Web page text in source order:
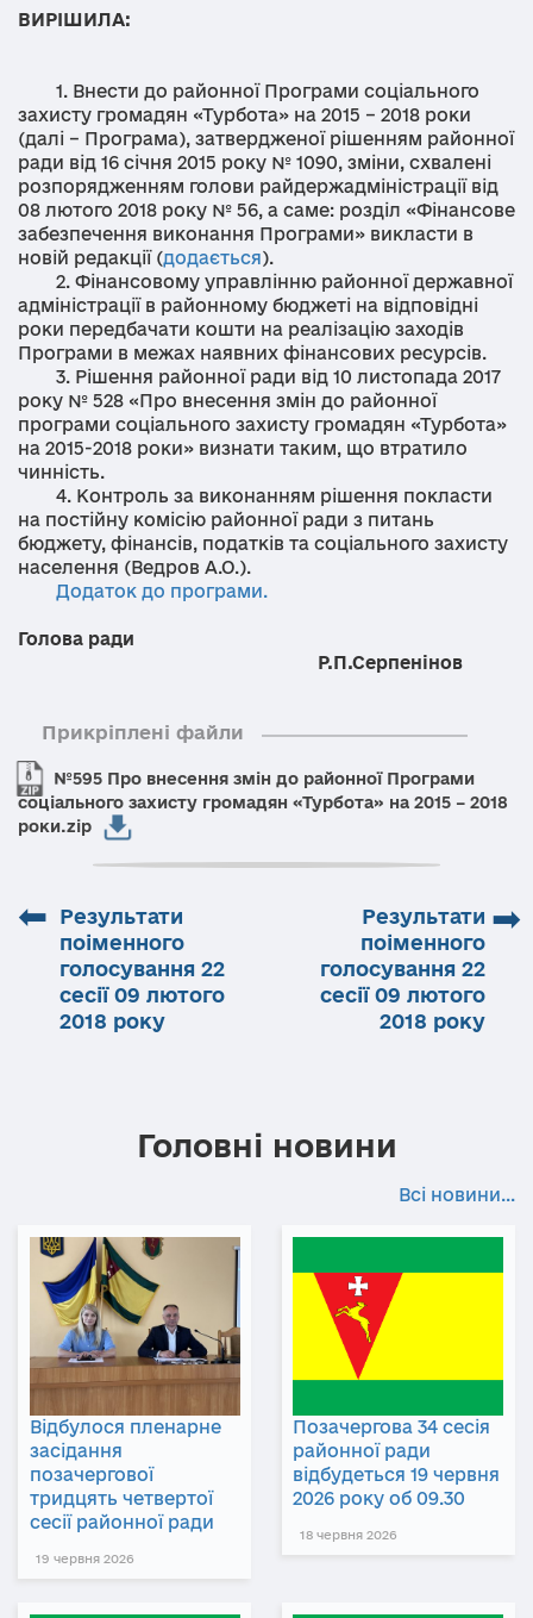
ВИРІШИЛА:
1. Внести до районної Програми соціального
захисту громадян «Турбота» на 2015 – 2018 роки
(далі – Програма), затвердженої рішенням районної
ради від 16 січня 2015 року № 1090, зміни, схвалені
розпорядженням голови райдержадміністрації від
08 лютого 2018 року № 56, а саме: розділ «Фінансове
забезпечення виконання Програми» викласти в
новій редакції (додається).
2. Фінансовому управлінню районної державної
адміністрації в районному бюджеті на відповідні
роки передбачати кошти на реалізацію заходів
Програми в межах наявних фінансових ресурсів.
3. Рішення районної ради від 10 листопада 2017
року № 528 «Про внесення змін до районної
програми соціального захисту громадян «Турбота»
на 2015-2018 роки» визнати таким, що втратило
чинність.
4. Контроль за виконанням рішення покласти
на постійну комісію районної ради з питань
бюджету, фінансів, податків та соціального захисту
населення (Ведров А.О.).
Додаток до програми.
Голова ради
Р.П.Серпенінов
Прикріплені файли
№595 Про внесення змін до районної Програми
соціального захисту громадян «Турбота» на 2015 – 2018
роки.zip
⬅
Результати
поіменного
голосування 22
сесії 09 лютого
2018 року
➡
Результати
поіменного
голосування 22
сесії 09 лютого
2018 року
Головні новини
Всі новини...
Відбулося пленарне
засідання
позачергової
тридцять четвертої
сесії районної ради
19 червня 2026
Позачергова 34 сесія
районної ради
відбудеться 19 червня
2026 року об 09.30
18 червня 2026